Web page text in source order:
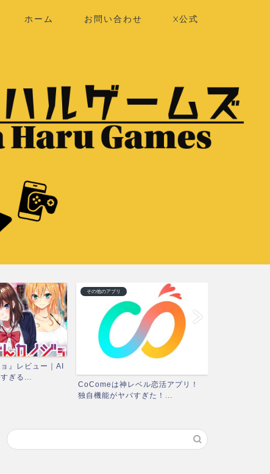
ホーム お問い合わせ X公式
』レビュー｜AI
ぎる...
その他のアプリ
CoComeは神レベル恋活アプリ！
独自機能がヤバすぎた！...